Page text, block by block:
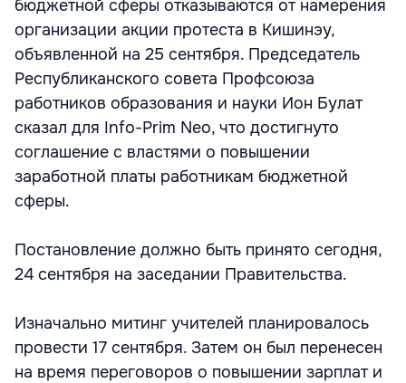
бюджетной сферы отказываются от намерения
организации акции протеста в Кишинэу,
объявленной на 25 сентября. Председатель
Республиканского совета Профсоюза
работников образования и науки Ион Булат
сказал для Info-Prim Neo, что достигнуто
соглашение с властями о повышении
заработной платы работникам бюджетной
сферы.
Постановление должно быть принято сегодня,
24 сентября на заседании Правительства.
Изначально митинг учителей планировалось
провести 17 сентября. Затем он был перенесен
на время переговоров о повышении зарплат и